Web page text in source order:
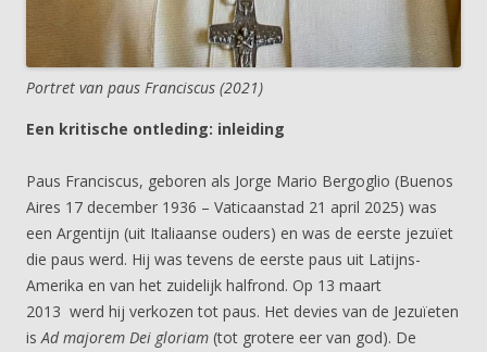
Portret van paus Franciscus (2021)
Een kritische ontleding: inleiding
Paus Franciscus, geboren als Jorge Mario Bergoglio (Buenos
Aires 17 december 1936 – Vaticaanstad 21 april 2025) was
een Argentijn (uit Italiaanse ouders) en was de eerste jezuïet
die paus werd. Hij was tevens de eerste paus uit Latijns-
Amerika en van het zuidelijk halfrond. Op 13 maart
2013 werd hij verkozen tot paus. Het devies van de Jezuïeten
isAd majorem Dei gloriam (tot grotere eer van god). De